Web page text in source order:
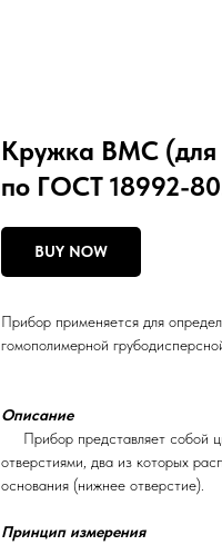
Кружка ВМС (для
по ГОСТ 18992-
BUY NOW
Прибор применяется для
гомополимерной
Описание
Прибор представляет собой
отверстиями, два из которых
основания (нижнее отверстие).
Принцип измерения